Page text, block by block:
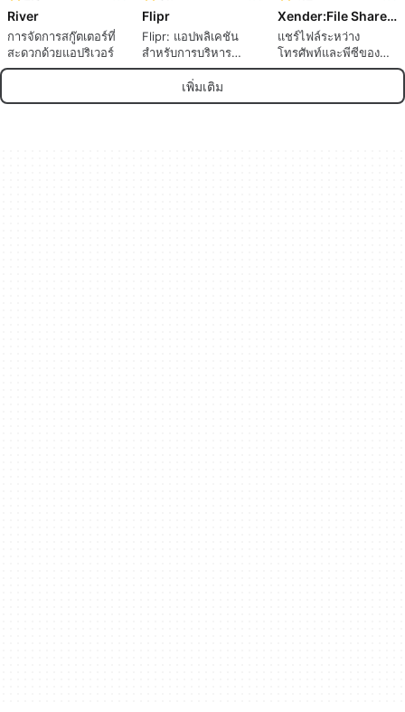
River
การจัดการสกู๊ตเตอร์ที่
สะดวกด้วยแอปริเวอร์
Flipr
Flipr: แอปพลิเคชัน
สำหรับการบริหาร
จัดการสระว่ายน้ำและส
ปาที่เพียงเลือกไม่ได้
Xender:File ShareShare Music
แชร์ไฟล์ระหว่าง
โทรศัพท์และพีซีของ
คุณ
เพิ่มเติม